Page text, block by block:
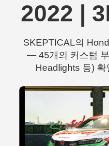
2022 |
SKEPTICAL의
— 45개의 커스텀
Headlights 등)